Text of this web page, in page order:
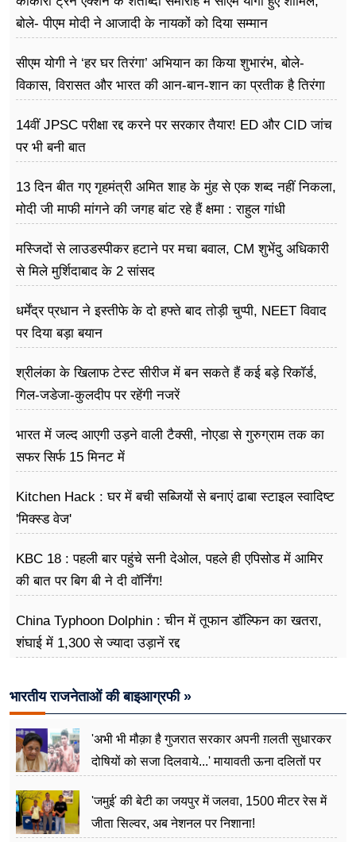
बोले- पीएम मोदी ने आजादी के नायकों को दिया सम्मान
सीएम योगी ने ‘हर घर तिरंगा’ अभियान का किया शुभारंभ, बोले-
विकास, विरासत और भारत की आन-बान-शान का प्रतीक है तिरंगा
14वीं JPSC परीक्षा रद्द करने पर सरकार तैयार! ED और CID जांच
पर भी बनी बात
13 दिन बीत गए गृहमंत्री अमित शाह के मुंह से एक शब्द नहीं निकला,
मोदी जी माफी मांगने की जगह बांट रहे हैं क्षमा : राहुल गांधी
मस्जिदों से लाउडस्पीकर हटाने पर मचा बवाल, CM शुभेंदु अधिकारी
से मिले मुर्शिदाबाद के 2 सांसद
धर्मेंद्र प्रधान ने इस्तीफे के दो हफ्ते बाद तोड़ी चुप्पी, NEET विवाद
पर दिया बड़ा बयान
श्रीलंका के खिलाफ टेस्ट सीरीज में बन सकते हैं कई बड़े रिकॉर्ड,
गिल-जडेजा-कुलदीप पर रहेंगी नजरें
भारत में जल्द आएगी उड़ने वाली टैक्सी, नोएडा से गुरुग्राम तक का
सफर सिर्फ 15 मिनट में
Kitchen Hack : घर में बची सब्जियों से बनाएं ढाबा स्टाइल स्वादिष्ट
'मिक्स्ड वेज'
KBC 18 : पहली बार पहुंचे सनी देओल, पहले ही एपिसोड में आमिर
की बात पर बिग बी ने दी वॉर्निंग!
China Typhoon Dolphin : चीन में तूफान डॉल्फिन का खतरा,
शंघाई में 1,300 से ज्यादा उड़ानें रद्द
भारतीय राजनेताओं की बाइआग्रफी »
'अभी भी मौक़ा है गुजरात सरकार अपनी ग़लती सुधारकर
दोषियों को सजा दिलवाये...' मायावती ऊना दलितों पर
'जमुई' की बेटी का जयपुर में जलवा, 1500 मीटर रेस में
जीता सिल्वर, अब नेशनल पर निशाना!